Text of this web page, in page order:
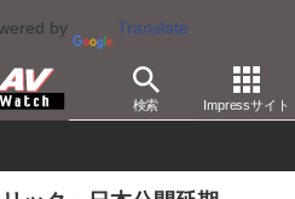
by Translate
検索 Impressサイト
ス 映画 映画作品